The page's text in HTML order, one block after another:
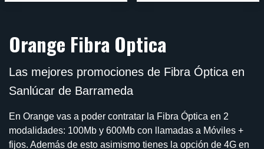
Orange Fibra Optica
Las mejores promociones de Fibra Óptica en
Sanlúcar de Barrameda
En Orange vas a poder contratar la Fibra Óptica en 2
modalidades: 100Mb y 600Mb con llamadas a Móviles +
fijos. Además de esto asimismo tienes la opción de 4G en